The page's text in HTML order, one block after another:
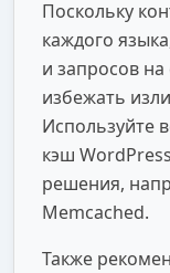
Поскольку
каждого
и запросов
избежать
Используйте
кэш
решения,
Memcached.
Также